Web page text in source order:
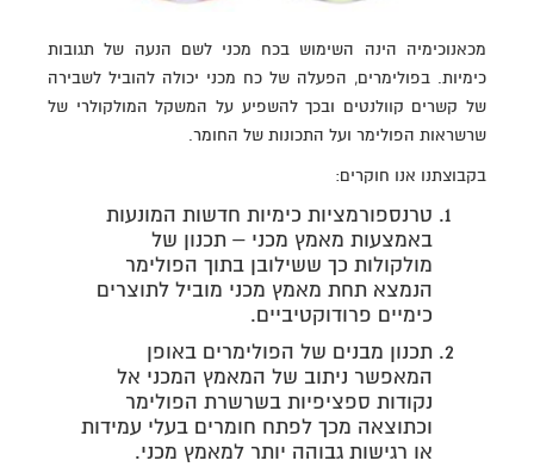
מכאנוכימיה הינה השימוש בכח מכני לשם הנעה של תגובות
כימיות. בפולימרים, הפעלה של כח מכני יכולה להוביל לשבירה
של קשרים קוולנטים ובכך להשפיע על המשקל המולקולרי של
שרשראות הפולימר ועל התכונות של החומר.
בקבוצתנו אנו חוקרים:
טרנספורמציות כימיות חדשות המונעות
באמצעות מאמץ מכני – תכנון של
מולקולות כך ששילובן בתוך הפולימר
הנמצא תחת מאמץ מכני מוביל לתוצרים
כימיים פרודוקטיביים.
תכנון מבנים של הפולימרים באופן
המאפשר ניתוב של המאמץ המכני אל
נקודות ספציפיות בשרשרת הפולימר
וכתוצאה מכך לפתח חומרים בעלי עמידות
או רגישות גבוהה יותר למאמץ מכני.